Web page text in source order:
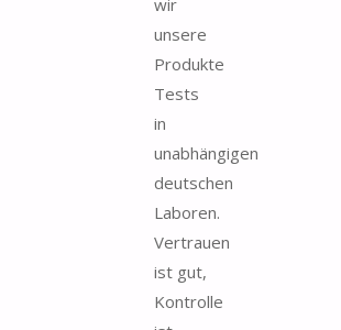
unsere
Produkte
Tests
in
unabhängigen
deutschen
Laboren.
Vertrauen
ist gut,
Kontrolle